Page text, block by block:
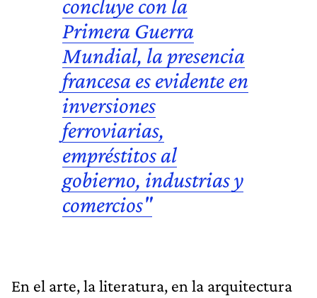
concluye con la
Primera Guerra
Mundial, la presencia
francesa es evidente en
inversiones
ferroviarias,
empréstitos al
gobierno, industrias y
comercios"
En el arte, la literatura, en la arquitectura